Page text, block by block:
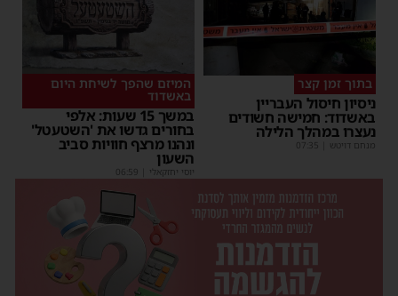
בתוך זמן קצר
ניסיון חיסול העבריין
באשדוד: חמישה חשודים
נעצרו במהלך הלילה
מנחם דויטש 07:35
המיזם שהפך לשיחת היום
באשדוד
במשך 15 שעות: אלפי
בחורים גדשו את 'השטעטל'
ונהנו מרצף חוויות סביב
השעון
יוסי יחזקאלי 06:59